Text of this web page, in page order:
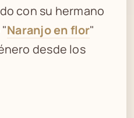
con su hermano
Naranjo en flor"
desde los